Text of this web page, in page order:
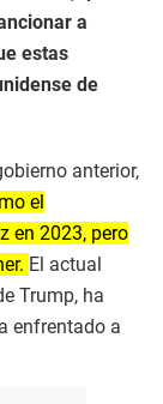
a
estas
de
anterior,
el
en 2023, pero
El actual
Trump, ha
enfrentado a